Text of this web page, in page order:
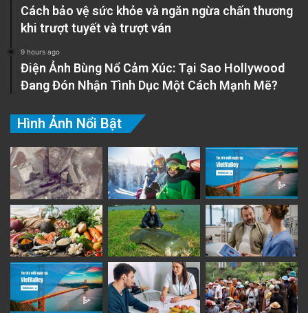
Cách bảo vệ sức khỏe và ngăn ngừa chấn thương
khi trượt tuyết và trượt ván
9 hours ago
Điện Ảnh Bùng Nổ Cảm Xúc: Tại Sao Hollywood
Đang Đón Nhận Tình Dục Một Cách Mạnh Mẽ?
Hình Ảnh Nổi Bật